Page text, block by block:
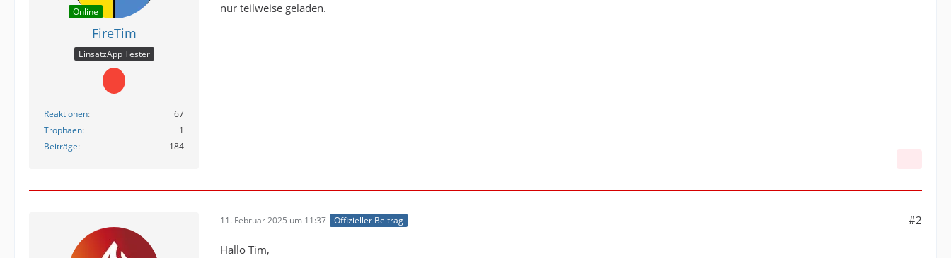
Online
FireTim
EinsatzApp Tester
Reaktionen
67
Trophäen
1
Beiträge
184
nur teilweise geladen.
11. Februar 2025 um 11:37 Offizieller Beitrag #2
Hallo Tim,